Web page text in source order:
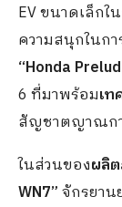
EV ขนาดเล็ก
ความสนุกในก
“Honda
6 ที่มาพร้อมเท
สัญชาตญาณก
ในส่วนของผลิ
WN7”จักรยา